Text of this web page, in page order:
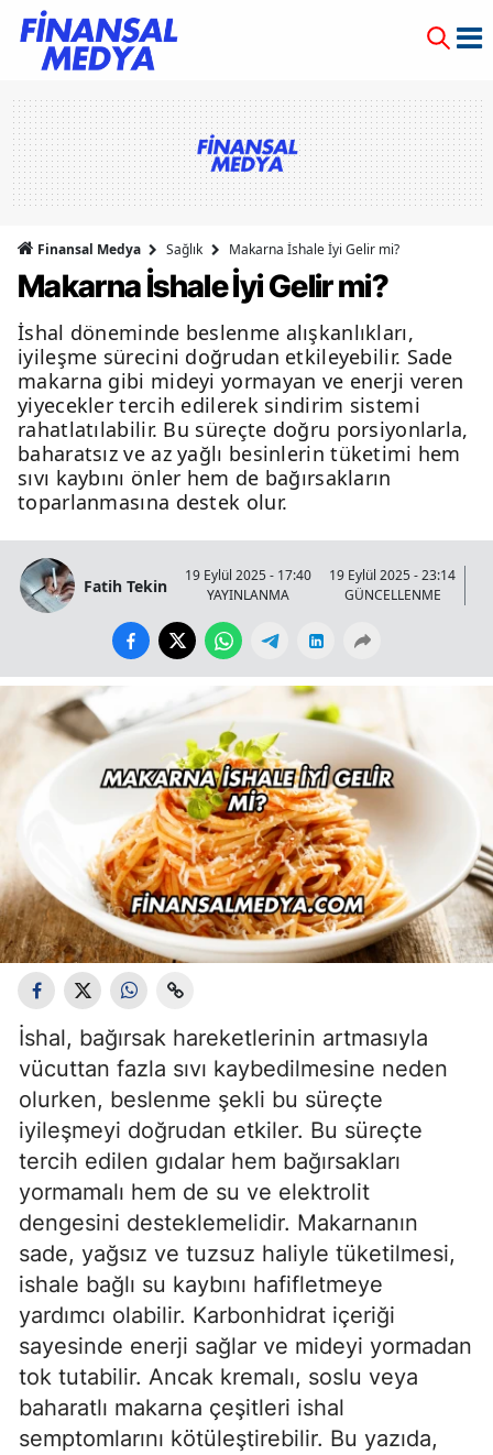
Finansal Medya Sağlık Makarna İshale İyi Gelir mi?
Makarna İshale İyi Gelir mi?
İshal döneminde beslenme alışkanlıkları,
iyileşme sürecini doğrudan etkileyebilir. Sade
makarna gibi mideyi yormayan ve enerji veren
yiyecekler tercih edilerek sindirim sistemi
rahatlatılabilir. Bu süreçte doğru porsiyonlarla,
baharatsız ve az yağlı besinlerin tüketimi hem
sıvı kaybını önler hem de bağırsakların
toparlanmasına destek olur.
Fatih Tekin
19 Eylül 2025 - 17:40
YAYINLANMA
19 Eylül 2025 - 23:14
GÜNCELLENME
İshal, bağırsak hareketlerinin artmasıyla
vücuttan fazla sıvı kaybedilmesine neden
olurken, beslenme şekli bu süreçte
iyileşmeyi doğrudan etkiler. Bu süreçte
tercih edilen gıdalar hem bağırsakları
yormamalı hem de su ve elektrolit
dengesini desteklemelidir. Makarnanın
sade, yağsız ve tuzsuz haliyle tüketilmesi,
ishale bağlı su kaybını hafifletmeye
yardımcı olabilir. Karbonhidrat içeriği
sayesinde enerji sağlar ve mideyi yormadan
tok tutabilir. Ancak kremalı, soslu veya
baharatlı makarna çeşitleri ishal
semptomlarını kötüleştirebilir. Bu yazıda,